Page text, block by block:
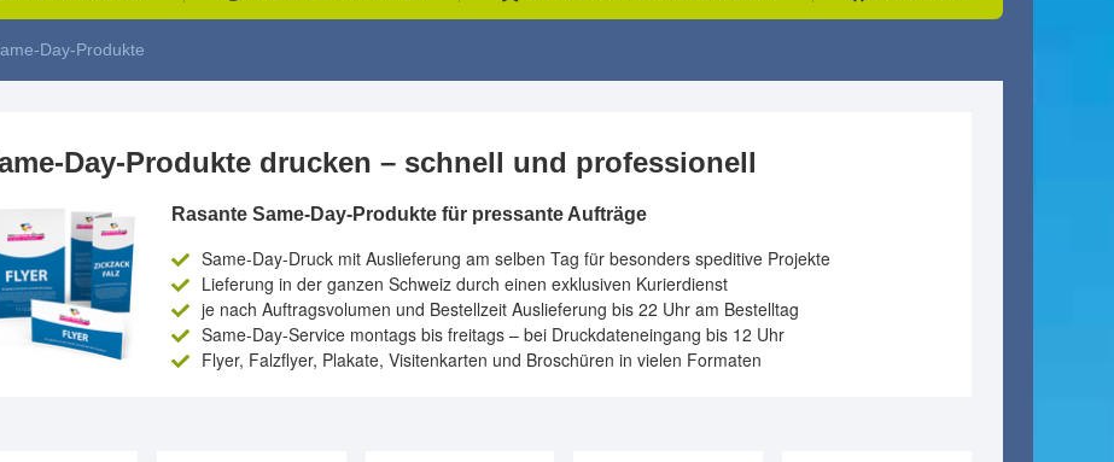
Day-Produkte
Day-Produkte drucken – schnell und professionell
Rasante Same-Day-Produkte für pressante Aufträge
Same-Day-Druck mit Auslieferung am selben Tag für besonders speditive Projekte
Lieferung in der ganzen Schweiz durch einen exklusiven Kurierdienst
je nach Auftragsvolumen und Bestellzeit Auslieferung bis 22 Uhr am Bestelltag
Same-Day-Service montags bis freitags – bei Druckdateneingang bis 12 Uhr
Flyer, Falzflyer, Plakate, Visitenkarten und Broschüren in vielen Formaten